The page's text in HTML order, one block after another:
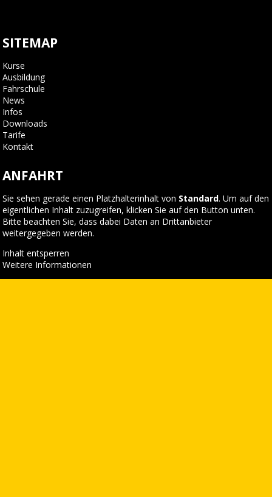
SITEMAP
Kurse
Ausbildung
Fahrschule
News
Infos
Downloads
Tarife
Kontakt
ANFAHRT
Sie sehen gerade einen Platzhalterinhalt von Standard. Um auf den
eigentlichen Inhalt zuzugreifen, klicken Sie auf den Button unten.
Bitte beachten Sie, dass dabei Daten an Drittanbieter
weitergegeben werden.
Inhalt entsperren
Weitere Informationen